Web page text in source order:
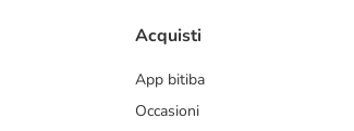
Acquisti
App bitiba
Occasioni